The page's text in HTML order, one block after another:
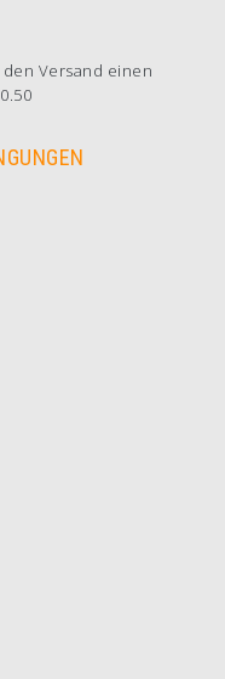
Versand einen